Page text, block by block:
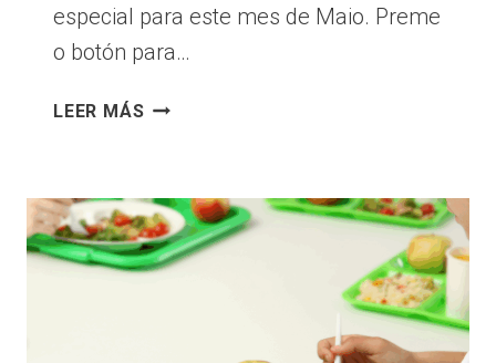
especial para este mes de Maio. Preme
o botón para…
LEER MÁSMENÚ